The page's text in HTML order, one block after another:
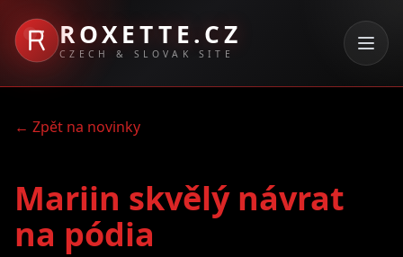
ROXETTE.CZ
CZECH & SLOVAK SITE
← Zpět na novinky
Mariin skvělý návrat
na pódia